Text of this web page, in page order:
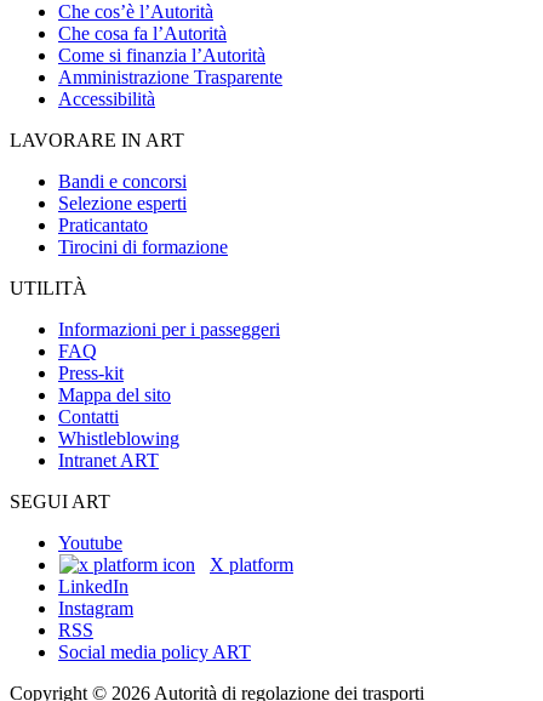
Che cos’è l’Autorità
Che cosa fa l’Autorità
Come si finanzia l’Autorità
Amministrazione Trasparente
Accessibilità
LAVORARE IN ART
Bandi e concorsi
Selezione esperti
Praticantato
Tirocini di formazione
UTILITÀ
Informazioni per i passeggeri
FAQ
Press-kit
Mappa del sito
Contatti
Whistleblowing
Intranet ART
SEGUI ART
Youtube
X platform
LinkedIn
Instagram
RSS
Social media policy ART
Copyright © 2026 Autorità di regolazione dei trasporti